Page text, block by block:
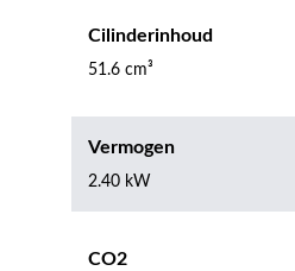
Cilinderinhoud
51.6 cm³
Vermogen
2.40 kW
CO2